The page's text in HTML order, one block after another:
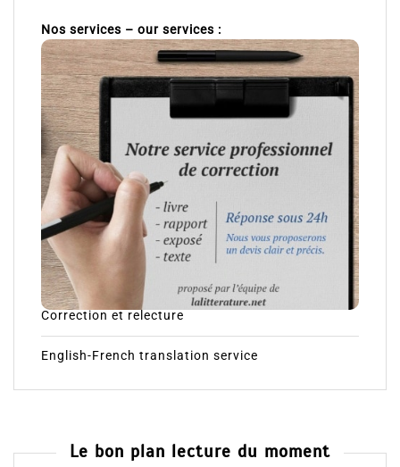
Nos services – our services :
Correction et relecture
English-French translation service
Le bon plan lecture du moment